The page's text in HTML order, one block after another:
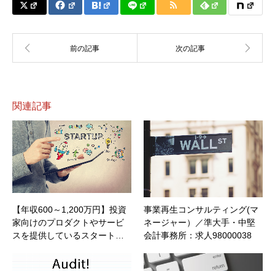
関連記事
【年収600～1,200万円】投資
家向けのプロダクトやサービ
スを提供しているスタート…
事業再生コンサルティング(マ
ネージャー）／準大手・中堅
会計事務所：求人98000038